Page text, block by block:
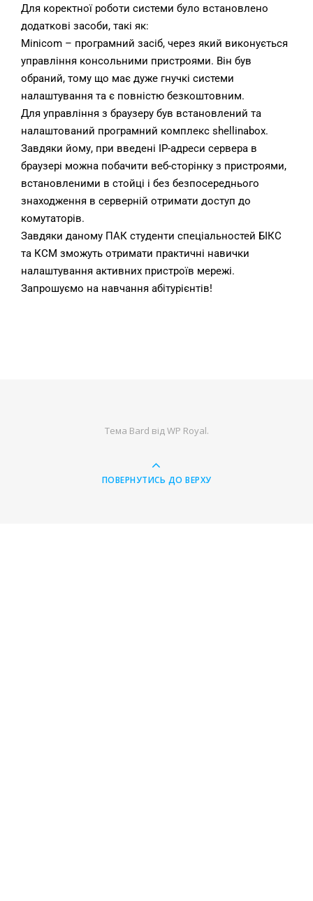
Для коректної роботи системи було встановлено
додаткові засоби, такі як:
Minicom – програмний засіб, через який виконується
управління консольними пристроями. Він був
обраний, тому що має дуже гнучкі системи
налаштування та є повністю безкоштовним.
Для управління з браузеру був встановлений та
налаштований програмний комплекс shellinabox.
Завдяки йому, при введені IP-адреси сервера в
браузері можна побачити веб-сторінку з пристроями,
встановленими в стойці і без безпосереднього
знаходження в серверній отримати доступ до
комутаторів.
Завдяки даному ПАК студенти спеціальностей БІКС
та КСМ зможуть отримати практичні навички
налаштування активних пристроїв мережі.
Запрошуємо на навчання абітурієнтів!
Тема Bard відWP Royal.
ПОВЕРНУТИСЬ ДО ВЕРХУ